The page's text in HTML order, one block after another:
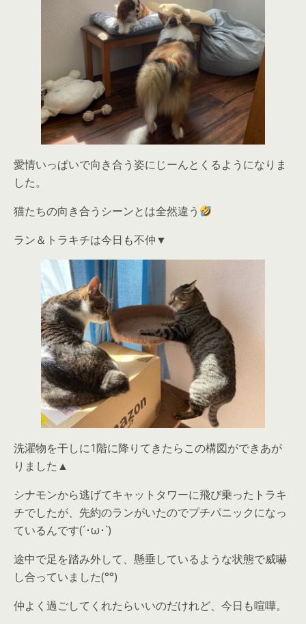
愛情いっぱいで向き合う姿にじーんとくるようになりま
した。
猫たちの向き合うシーンとは全然違う
ラン＆トラキチは今日も不仲▼
洗濯物を干しに1階に降りてきたらこの構図ができあが
りました▲
シナモンから逃げてキャットタワーに飛び乗ったトラキ
チでしたが、先約のランがいたのでプチパニックになっ
ているんです(´･ω･`)
途中で足を踏み外して、懸垂しているような状態で威嚇
し合っていました(°°)
仲よく過ごしてくれたらいいのだけれど、今日も喧嘩。